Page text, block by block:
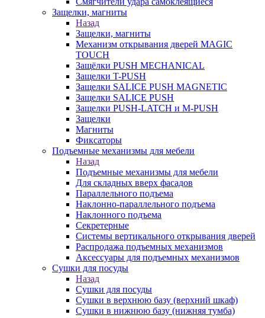
Защелки, магниты
Назад
Защелки, магниты
Механизм открывания дверей MAGIC
TOUCH
Защёлки PUSH MECHANICAL
Защелки T-PUSH
Защелки SALICE PUSH MAGNETIC
Защелки SALICE PUSH
Защелки PUSH-LATCH и M-PUSH
Защелки
Магниты
Фиксаторы
Подъемные механизмы для мебели
Назад
Подъемные механизмы для мебели
Для складных вверх фасадов
Параллельного подъема
Наклонно-параллельного подъема
Наклонного подъема
Секретерные
Системы вертикального открывания дверей
Распродажа подъемных механизмов
Аксессуары для подъемных механизмов
Сушки для посуды
Назад
Сушки для посуды
Сушки в верхнюю базу (верхний шкаф)
Сушки в нижнюю базу (нижняя тумба)